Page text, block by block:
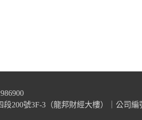
200號3F-3（龍邦財經大樓）｜公司編